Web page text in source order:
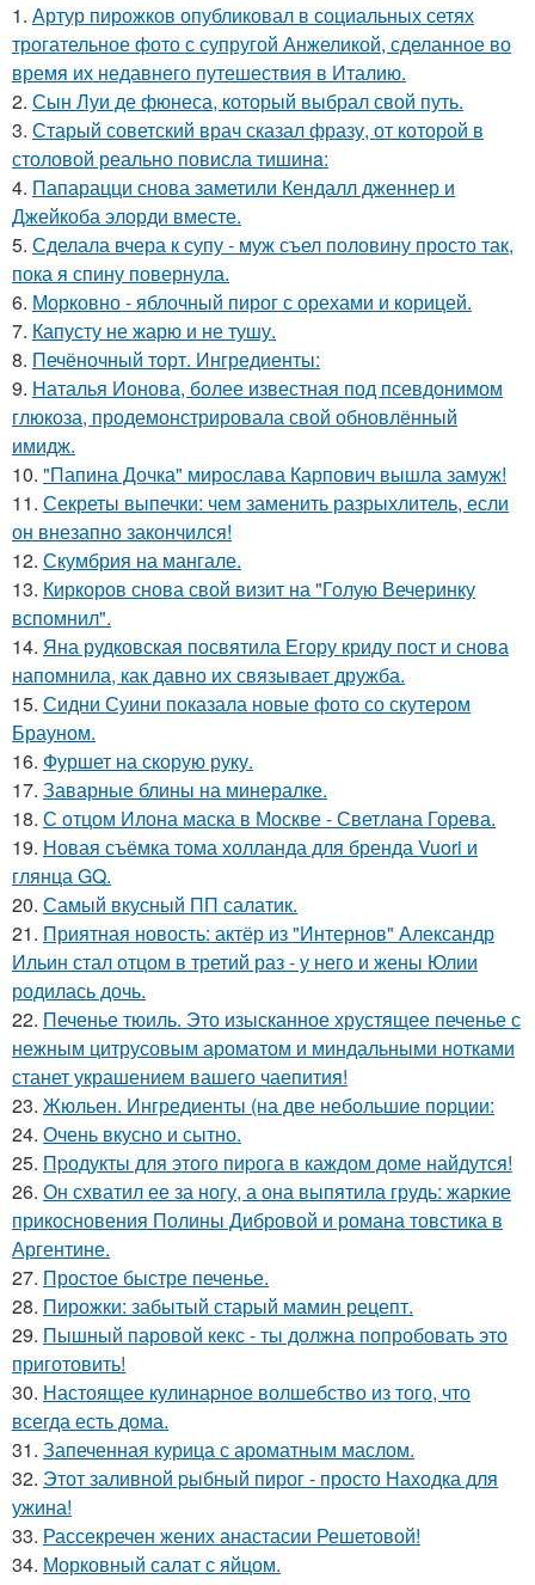
1. Артур пирожков опубликовал в социальных сетях
трогательное фото с супругой Анжеликой, сделанное во
время их недавнего путешествия в Италию.
2. Сын Луи де фюнеса, который выбрал свой путь.
3. Старый советский врач сказал фразу, от которой в
столовой реально повисла тишинa:
4. Папарацци снова заметили Кендалл дженнер и
Джейкоба элорди вместе.
5. Сделала вчера к супу - муж съел половину просто так,
пока я спину повернула.
6. Морковно - яблочный пирог с орехами и корицей.
7. Капусту не жарю и не тушу.
8. Печёночный торт. Ингредиенты:
9. Наталья Ионова, более известная под псевдонимом
глюкоза, продемонстрировала свой обновлённый
имидж.
10. "Папина Дочка" мирослава Карпович вышла замуж!
11. Секреты выпечки: чем заменить разрыхлитель, если
он внезапно закончился!
12. Скумбрия на мангале.
13. Киркоров снова свой визит на "Голую Вечеринку
вспомнил".
14. Яна рудковская посвятила Егору криду пост и снова
напомнила, как давно их связывает дружба.
15. Сидни Суини показала новые фото со скутером
Брауном.
16. Фуршет на скорую руку.
17. Заварные блины на минералке.
18. С отцом Илона маска в Москве - Светлана Горева.
19. Новая съёмка тома холланда для бренда Vuori и
глянца GQ.
20. Самый вкусный ПП салатик.
21. Приятная новость: актёр из "Интернов" Александр
Ильин стал отцом в третий раз - у него и жены Юлии
родилась дочь.
22. Печенье тюиль. Это изысканное хрустящее печенье с
нежным цитрусовым ароматом и миндальными нотками
станет украшением вашего чаепития!
23. Жюльен. Ингредиенты (на две небольшие порции:
24. Очень вкусно и сытно.
25. Пpодукты для этого пиpога в каждом доме найдутся!
26. Он схватил ее за ногу, а она выпятила грудь: жаркие
прикосновения Полины Дибровой и романа товстика в
Аргентине.
27. Простое быстре печенье.
28. Пирожки: забытый старый мамин рецепт.
29. Пышный паровой кекс - ты должна попробовать это
приготовить!
30. Настоящее кулинаpное волшебство из того, что
всегда есть дома.
31. Запеченная курица с ароматным маслом.
32. Этот заливной pыбный пирог - просто Находка для
ужина!
33. Рассекречен жених анастасии Решетовой!
34. Морковный салат с яйцом.